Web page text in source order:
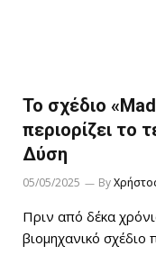
Το σχέδιο
περιορίζει το
Δύση
05/05/2025 By
Πριν από δέκα
βιομηχανικό σχέδιο